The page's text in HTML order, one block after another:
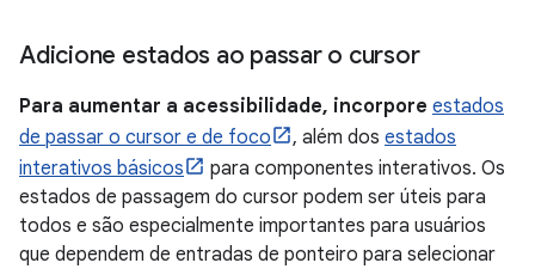
Adicione estados ao passar o cursor
Para aumentar a acessibilidade, incorpore estados
de passar o cursor e de foco
, além dos estados
interativos básicos
para componentes interativos. Os
estados de passagem do cursor podem ser úteis para
todos e são especialmente importantes para usuários
que dependem de entradas de ponteiro para selecionar